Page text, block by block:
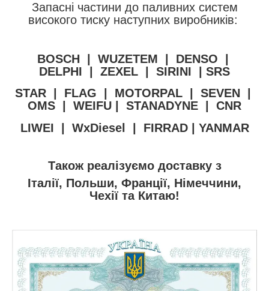
Запасні частини до паливних систем
високого тиску наступних виробників:
BOSCH | WUZETEM | DENSO |
DELPHI | ZEXEL
| SIRINI
| SRS
STAR | FLAG
MOTORPAL | SEVEN
OMS
WEIFU | STANADYNE
| CNR
LIWEI |
WxDiesel | FIRRAD | YANMAR
Також реалізуємо доставку з
Італії, Польши, Франції, Німеччини,
Чехії та Китаю!